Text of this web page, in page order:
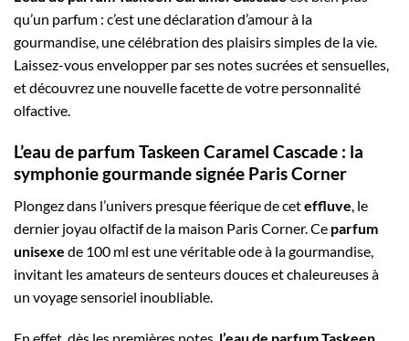
qu’un parfum : c’est une déclaration d’amour à la
gourmandise, une célébration des plaisirs simples de la vie.
Laissez-vous envelopper par ses notes sucrées et sensuelles,
et découvrez une nouvelle facette de votre personnalité
olfactive.
L’eau de parfum Taskeen Caramel Cascade : la
symphonie gourmande signée Paris Corner
Plongez dans l’univers presque féerique de ceteffluve , le
dernier joyau olfactif de la maison Paris Corner. Ce parfum
unisexe de 100 ml est une véritable ode à la gourmandise,
invitant les amateurs de senteurs douces et chaleureuses à
un voyage sensoriel inoubliable.